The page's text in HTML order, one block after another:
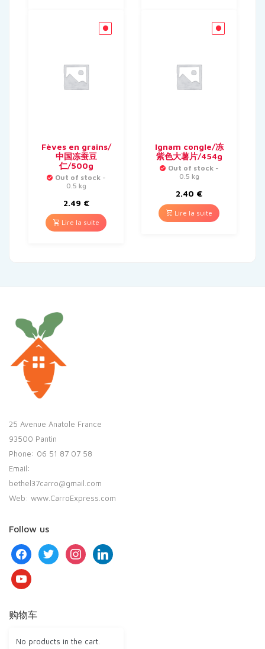
Fèves en grains/
中国冻蚕豆
仁/500g
Out of stock -
0.5 kg
2.49 €
Lire la suite
Ignam congle/冻
紫色大薯片/454g
Out of stock -
0.5 kg
2.40 €
Lire la suite
25 Avenue Anatole France
93500 Pantin
Phone: 06 51 87 07 58
Email:
bethel37carro@gmail.com
Web: www.CarroExpress.com
Follow us
facebooktwitter instagramlinkedin
youtube
购物车
No products in the cart.